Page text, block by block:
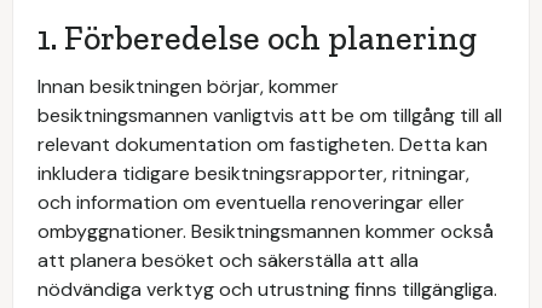
1. Förberedelse och planering
Innan besiktningen börjar, kommer
besiktningsmannen vanligtvis att be om tillgång till all
relevant dokumentation om fastigheten. Detta kan
inkludera tidigare besiktningsrapporter, ritningar,
och information om eventuella renoveringar eller
ombyggnationer. Besiktningsmannen kommer också
att planera besöket och säkerställa att alla
nödvändiga verktyg och utrustning finns tillgängliga.